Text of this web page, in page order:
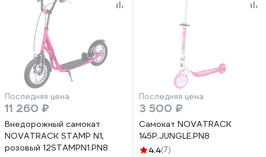
Последняя цена
11 260 ₽
Внедорожный самокат
NOVATRACK STAMP N1,
розовый 12STAMPN1.PN8
Последняя цена
3 500 ₽
Самокат NOVATRACK
145P.JUNGLE.PN8
4.4(7)